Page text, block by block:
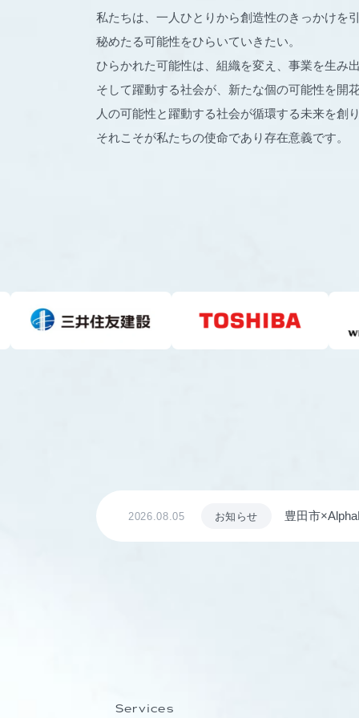
私たちは、一人ひとりから創造性のきっかけを
秘めたる可能性をひらいていきたい。
ひらかれた可能性は、組織を変え、事業を生み
そして躍動する社会が、新たな個の可能性を開
人の可能性と躍動する社会が循環する未来を創
それこそが私たちの使命であり存在意義です。
2026.08.05 お知らせ
豊田市
ながる仕組
Services